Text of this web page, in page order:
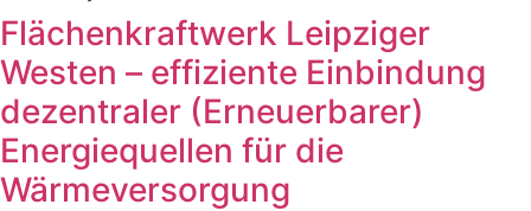
Flächenkraftwerk Leipziger
Westen – effiziente Einbindung
dezentraler (Erneuerbarer)
Energiequellen für die
Wärmeversorgung